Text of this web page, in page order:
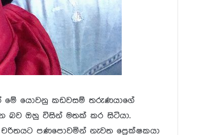
යොවනු කඩවසම් තරුණයාගේ
බව ඔහු විසින් මතක් කර සිටියා.
චරිතයට පණපොවමින් නැවත ප්‍රෙක්ෂකයා